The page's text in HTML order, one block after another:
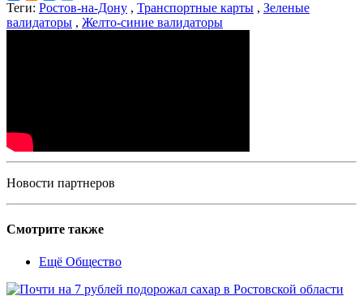
Теги: Ростов-на-Дону , Транспортные карты , Зеленые
валидаторы , Желто-синие валидаторы
Новости партнеров
Смотрите также
Ещё Общество